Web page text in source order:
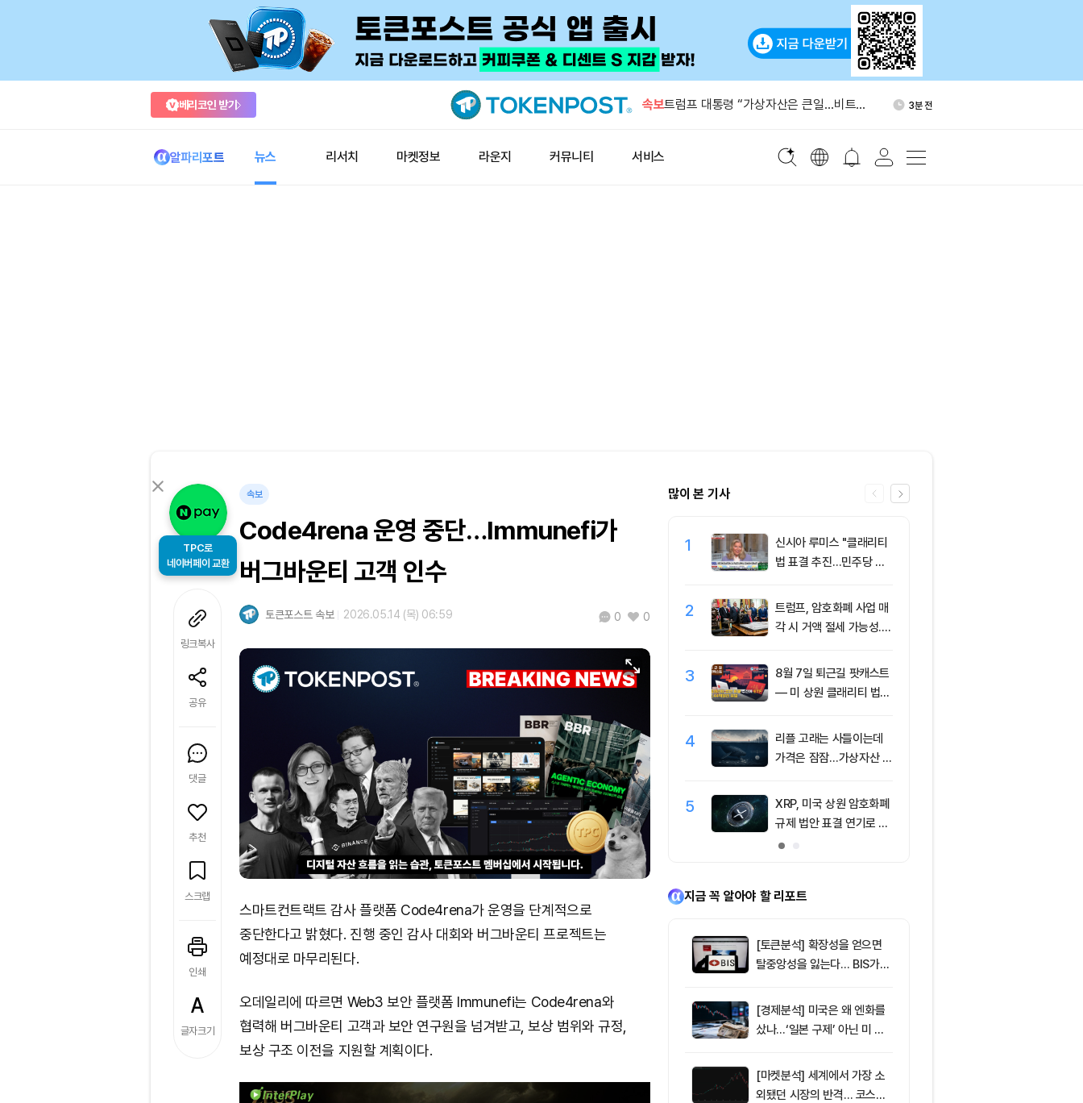
베리코인 받기 속보
알래스카 은퇴관리위, 스트라이브
29분 전
트럼프 대통령 “가상자산은 큰일…비트코
3분 전
알파리포트 뉴스 리서치 마켓정보 라운지 커뮤니티 서비스
TPC로
네이버페이 교환
링크복사
공유
댓글
추천
스크랩
인쇄
글자크기
속보
Code4rena 운영 중단…Immunefi가
버그바운티 고객 인수
토큰포스트 속보 2026.05.14 (목) 06:59 0 0
스마트컨트랙트 감사 플랫폼 Code4rena가 운영을 단계적으로
중단한다고 밝혔다. 진행 중인 감사 대회와 버그바운티 프로젝트는
예정대로 마무리된다.
오데일리에 따르면 Web3 보안 플랫폼 Immunefi는 Code4rena와
협력해 버그바운티 고객과 보안 연구원을 넘겨받고, 보상 범위와 규정,
보상 구조 이전을 지원할 계획이다.
많이 본 기사
1
신시아 루미스 "클래리티
법 표결 추진…민주당 입
2
트럼프, 암호화폐 사업 매
각 시 거액 절세 가능성...
주목
3
8월 7일 퇴근길 팟캐스트
— 미 상원 클래리티 법안
F 3일 연속 유입
4
리플 고래는 사들이는데
가격은 잠잠…가상자산 바
5
XRP, 미국 상원 암호화폐
규제 법안 표결 연기로 급
락
지금 꼭 알아야 할 리포트
[토큰분석] 확장성을 얻으면
탈중앙성을 잃는다… BIS가
학’
[경제분석] 미국은 왜 엔화를
샀나…‘일본 구제’ 아닌 미 국
[마켓분석] 세계에서 가장 소
외됐던 시장의 반격… 코스피